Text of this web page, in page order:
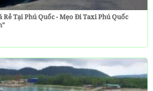
Rẻ Tại Phú Quốc - Mẹo Đi Taxi Phú Quốc